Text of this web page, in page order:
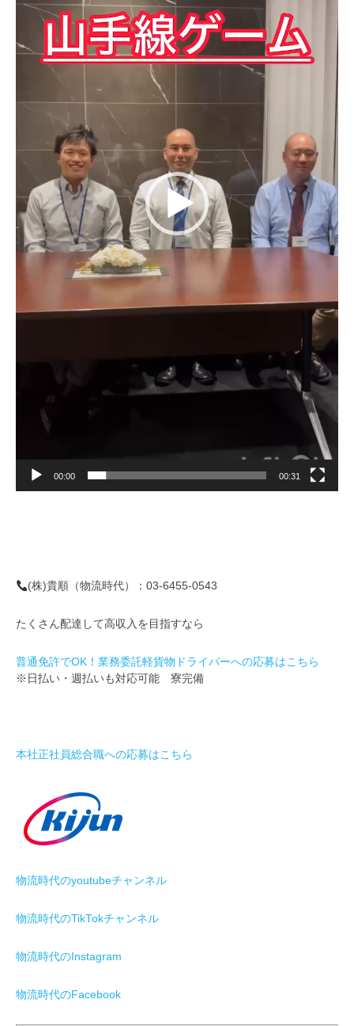
ヤ
00:00 00:31
(株)貴順（物流時代）：03-6455-0543
たくさん配達して高収入を目指すなら
普通免許でOK！業務委託軽貨物ドライバーへの応募はこちら
※日払い・週払いも対応可能 寮完備
本社正社員総合職への応募はこちら
物流時代のyoutubeチャンネル
物流時代のTikTokチャンネル
物流時代のInstagram
物流時代のFacebook